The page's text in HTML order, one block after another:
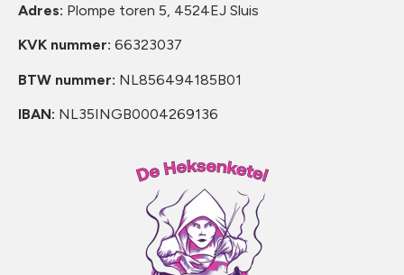
Adres: Plompe toren 5, 4524EJ Sluis
KVK nummer: 66323037
BTW nummer: NL856494185B01
IBAN: NL35INGB0004269136